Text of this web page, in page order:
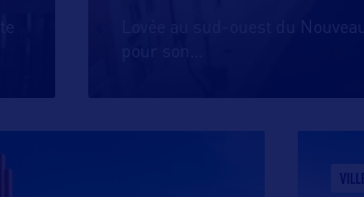
Lovée au sud-ouest du